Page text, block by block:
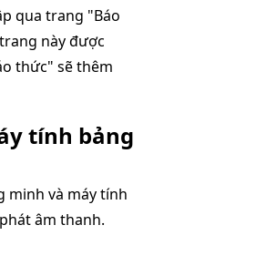
qua trang "Báo
này được
thức" sẽ thêm
tính bảng
minh và máy tính
âm thanh.